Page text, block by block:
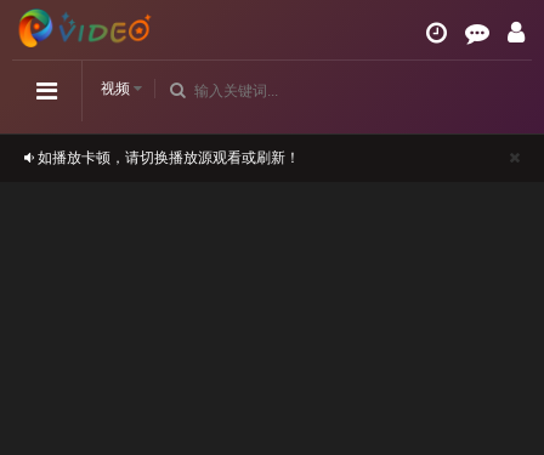
视频
如播放卡顿，请切换播放源观看或刷新！